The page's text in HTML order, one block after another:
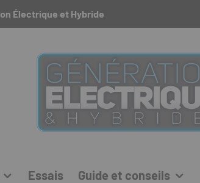
Électrique et Hybride
Essais Guide et conseils